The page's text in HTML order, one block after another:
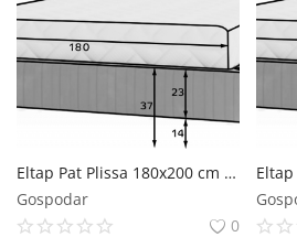
Eltap Pat Plissa 180x200 cm Relax 03
Gospodar
0